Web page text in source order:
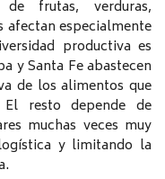
de frutas, verduras,
afectan especialmente
productiva es
y Santa Fe abastecen
de los alimentos que
resto depende de
muchas veces muy
y limitando la